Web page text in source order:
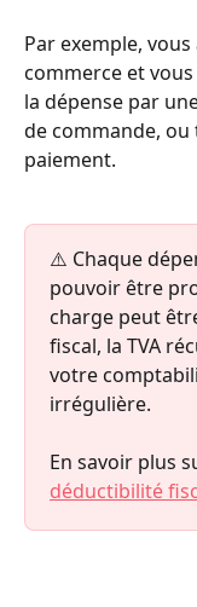
Par exemple,
commerce et
la dépense par
de commande,
paiement.
⚠️ Chaque
pouvoir être
charge peut
fiscal, la TVA
votre
irrégulière.
En savoir plus
déductibilité